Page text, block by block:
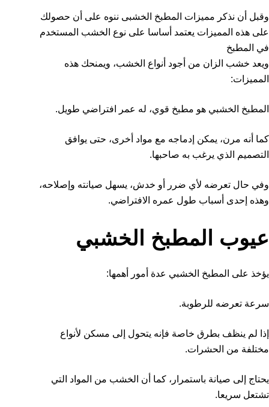
وقبل أن نذكر مميزات المطبخ الخشبى ننوه على أن حصولك
على هذه المميزات يعتمد أساسا على نوع الخشب المستخدم
في المطبخ
ويعد خشب الزان من أجود أنواع الخشب، ويمنحك هذه
المميزات:
المطبخ الخشبي هو مطبخ قوي، له عمر افتراضي طويل.
كما أنه مرن، يمكن إدماجه مع مواد أخرى، حتى يوافق
التصميم الذي يرغب به صاحبها.
وفي حال تعرضه لأي ضرر أو خدش، يسهل صيانته وإصلاحه،
وهذه إحدى أسباب طول عمره الافتراضي.
عيوب المطبخ الخشبي
يؤخذ على المطبخ الخشبي عدة أمور أهمها:
سرعة تعرضه للرطوبة.
إذا لم ينظف بطرق خاصة فإنه يتحول إلى مسكن لأنواع
مختلفة من الحشرات.
يحتاج إلى صيانة باستمرار، كما أن الخشب من المواد التي
تشتعل سريعا.